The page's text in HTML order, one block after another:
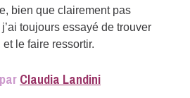
bien que clairement pas
toujours essayé de trouver
le faire ressortir.
Claudia Landini